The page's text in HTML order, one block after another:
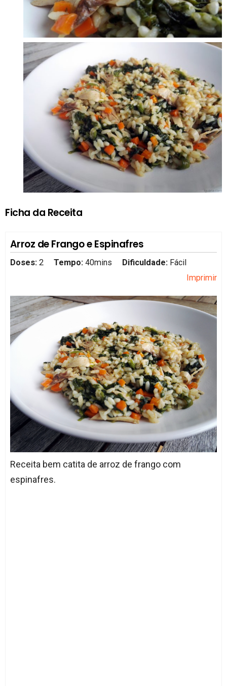
Ficha da Receita
Arroz de Frango e Espinafres
Doses: 2 Tempo: 40mins Dificuldade: Fácil
Imprimir
Receita bem catita de arroz de frango com
espinafres.